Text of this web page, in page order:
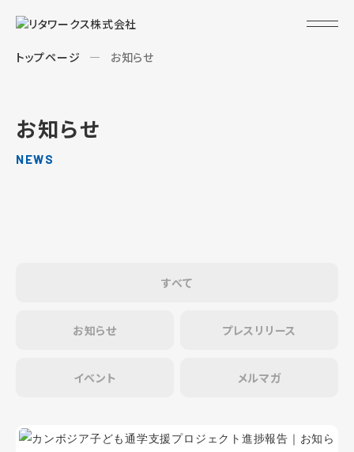
トップページ お知らせ
お知らせ
NEWS
すべて
お知らせ プレスリリース
イベント メルマガ